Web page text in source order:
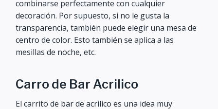
combinarse perfectamente con cualquier
decoración. Por supuesto, si no le gusta la
transparencia, también puede elegir una mesa de
centro de color. Esto también se aplica a las
mesillas de noche, etc.
Carro de Bar Acrilico
El carrito de bar de acrilico es una idea muy